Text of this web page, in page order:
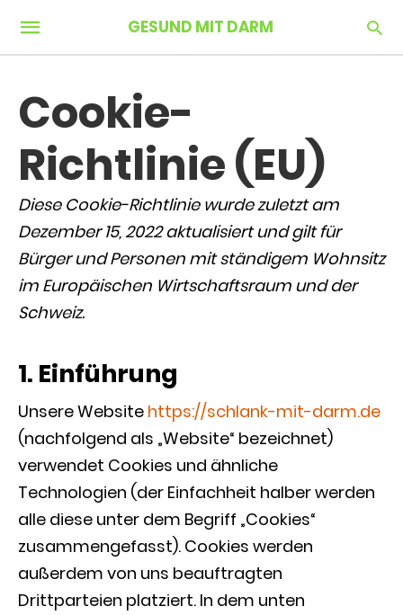
GESUND MIT DARM
Cookie-
Richtlinie (EU)
Diese Cookie-Richtlinie wurde zuletzt am
Dezember 15, 2022 aktualisiert und gilt für
Bürger und Personen mit ständigem Wohnsitz
im Europäischen Wirtschaftsraum und der
Schweiz.
1. Einführung
Unsere Website https://schlank-mit-darm.de
(nachfolgend als „Website“ bezeichnet)
verwendet Cookies und ähnliche
Technologien (der Einfachheit halber werden
alle diese unter dem Begriff „Cookies“
zusammengefasst). Cookies werden
außerdem von uns beauftragten
Drittparteien platziert. In dem unten